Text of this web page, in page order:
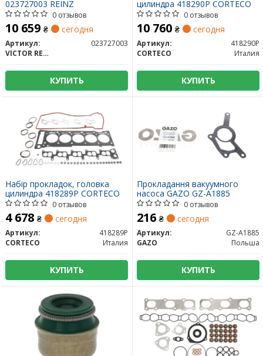
023727003 REINZ
0 отзывов
10 659 ₴ сегодня
Артикул:
023727003
VICTOR REINZ
КУПИТЬ
цилиндра 418290P CORTECO
0 отзывов
10 760 ₴ сегодня
Артикул:
418290P
CORTECO
Италия
КУПИТЬ
Набір прокладок, головка
цилиндра 418289P CORTECO
0 отзывов
4 678 ₴ сегодня
Артикул:
418289P
CORTECO
Италия
КУПИТЬ
Прокладання вакуумного
насоса GAZO GZ-A1885
0 отзывов
216 ₴ сегодня
Артикул:
GZ-A1885
GAZO
Польша
КУПИТЬ